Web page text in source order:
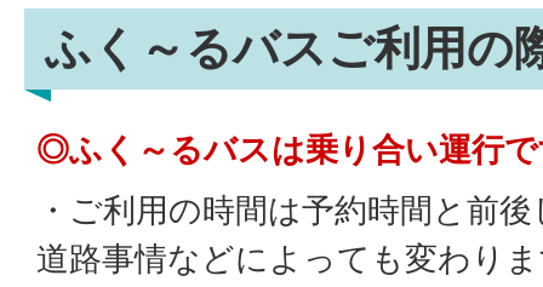
ふく～るバスご利用の
◎ふく～るバスは乗り合い運行
・ご利用の時間は予約時間と前
道路事情などによっても変わり